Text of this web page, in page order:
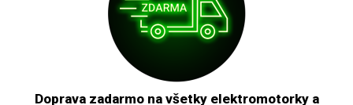
Doprava zadarmo na všetky elektromotorky a